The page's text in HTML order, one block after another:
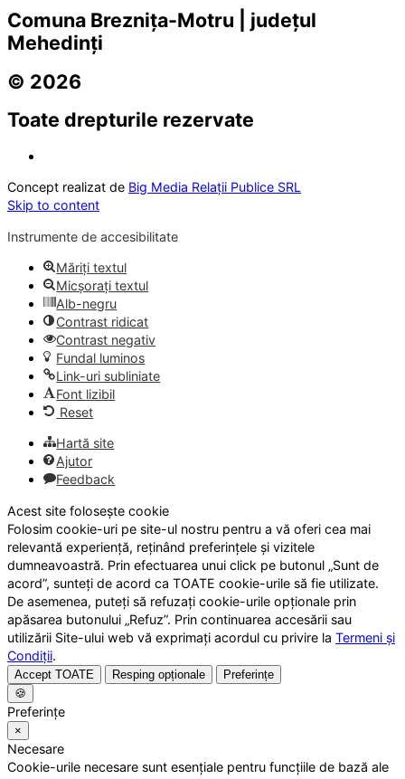
Comuna Breznița-Motru | județul
Mehedinți
© 2026
Toate drepturile rezervate
Concept realizat de Big Media Relații Publice SRL
Skip to content
Instrumente de accesibilitate
Măriți textul
Micșorați textul
Alb-negru
Contrast ridicat
Contrast negativ
Fundal luminos
Link-uri subliniate
Font lizibil
Reset
Hartă site
Ajutor
Feedback
Acest site folosește cookie
Folosim cookie-uri pe site-ul nostru pentru a vă oferi cea mai
relevantă experiență, reținând preferințele și vizitele
dumneavoastră. Prin efectuarea unui click pe butonul „Sunt de
acord”, sunteți de acord ca TOATE cookie-urile să fie utilizate.
De asemenea, puteți să refuzați cookie-urile opționale prin
apăsarea butonului „Refuz”. Prin continuarea accesării sau
utilizării Site-ului web vă exprimați acordul cu privire la Termeni și
Condiții.
Accept TOATE Resping opționale
Preferințe
🍪
Preferințe
×
Necesare
Cookie-urile necesare sunt esențiale pentru funcțiile de bază ale